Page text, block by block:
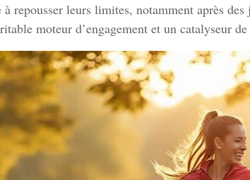
repousser leurs limites, notamment après
moteur d’engagement et un catalyseur